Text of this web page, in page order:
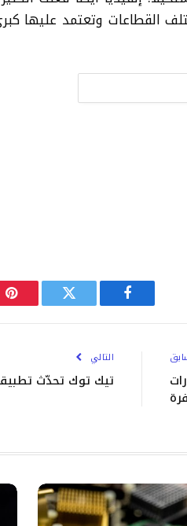
القطاعات وتعتمد عليها
فيسبوك تويتر
التالي
تيك توك تحدّث